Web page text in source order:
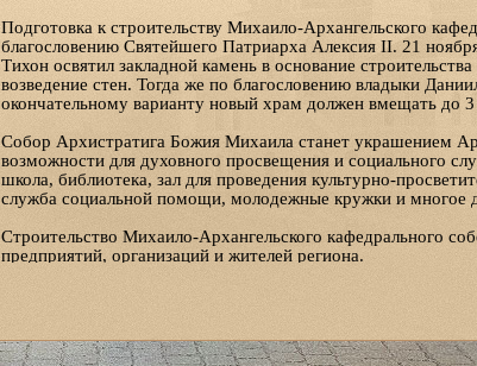
Подготовка к строительству Михаило-Архангельского
благословению Святейшего Патриарха Алексия II. 21
Тихон освятил закладной камень в основание
возведение стен. Тогда же по благословению владыки
окончательному варианту новый храм должен вмещать до 3
Собор Архистратига Божия Михаила станет украшением
возможности для духовного просвещения и социального
школа, библиотека, зал для проведения культурно-
служба социальной помощи, молодежные кружки и многое
Строительство Михаило-Архангельского кафедрального
предприятий, организаций и жителей региона.